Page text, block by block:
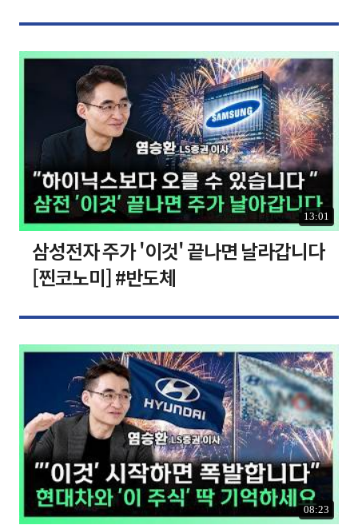
13:01
삼성전자 주가 '이것' 끝나면 날라갑니다
[찐코노미] #반도체
08:23